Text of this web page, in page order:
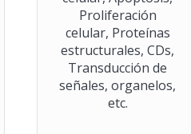
Proliferación
celular, Proteínas
estructurales, CDs,
Transducción de
señales, organelos,
etc.